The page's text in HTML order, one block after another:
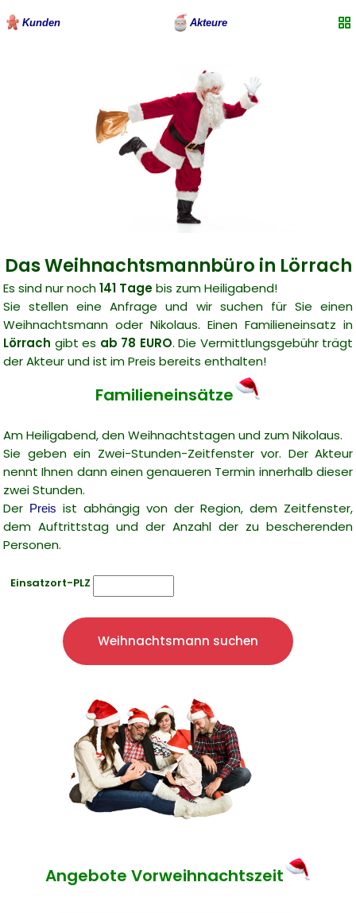
Kunden Akteure
Das Weihnachtsmannbüro in Lörrach
Es sind nur noch141 Tagebis zum Heiligabend!
Sie stellen eine Anfrage und wir suchen für Sie einen
Weihnachtsmann oder Nikolaus. Einen Familieneinsatz in
Lörrach gibt es ab 78 EURO. Die Vermittlungsgebühr trägt
der Akteur und ist im Preis bereits enthalten!
Familieneinsätze
Am Heiligabend, den Weihnachtstagen und zum Nikolaus.
Sie geben ein Zwei-Stunden-Zeitfenster vor. Der Akteur
nennt Ihnen dann einen genaueren Termin innerhalb dieser
zwei Stunden.
Der Preis ist abhängig von der Region, dem Zeitfenster,
dem Auftrittstag und der Anzahl der zu bescherenden
Personen.
Einsatzort-PLZ
Weihnachtsmann suchen
Angebote Vorweihnachtszeit